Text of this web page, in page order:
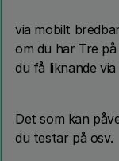
via mobilt
om du har Tre
du få liknande
Det som kan
du testar på osv.